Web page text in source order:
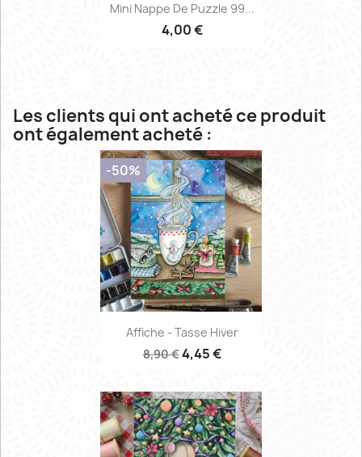
Mini Nappe De Puzzle 99...
4,00 €
Les clients qui ont acheté ce produit
ont également acheté :
Affiche - Tasse Hiver
8,90 €4,45 €
-50%